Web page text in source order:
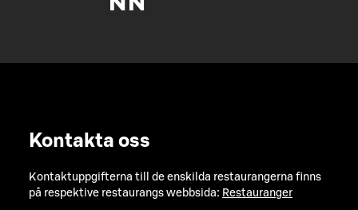
Kontakta oss
Kontaktuppgifterna till de enskilda restaurangerna finns
på respektive restaurangs webbsida: Restauranger